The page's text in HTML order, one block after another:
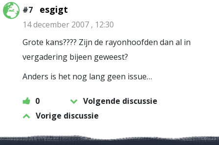
#7 esgigt
14 december 2007 , 12:30
Grote kans???? Zijn de rayonhoofden dan al in
vergadering bijeen geweest?
Anders is het nog lang geen issue…
0
Volgende discussie
Vorige discussie